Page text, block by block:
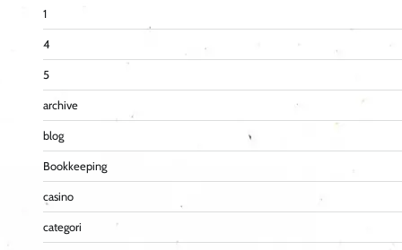
1
4
5
archive
blog
Bookkeeping
casino
categori